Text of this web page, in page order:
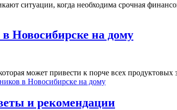
ситуации, когда необходима срочная
Новосибирске на дому
может привести к порче всех
в Новосибирске на дому
и рекомендации